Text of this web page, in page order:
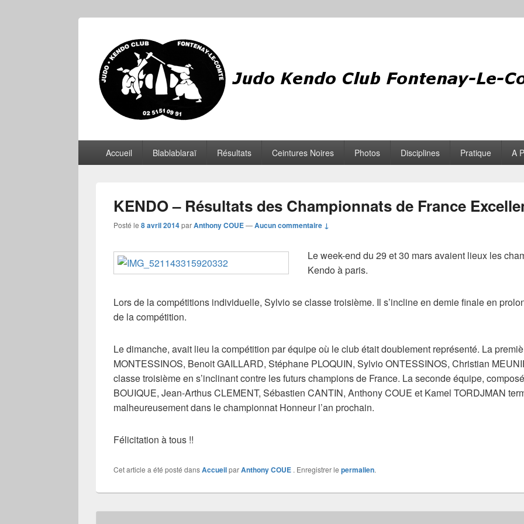
JKCF
principalAccueil Blablablaraï Résultats Ceintures Noires Photos Disciplines Pratique A
KENDO – Résultats des Championnats de France
Posté le8 avril 2014 parAnthony COUE —Aucun commentaire ↓
Le week-end du 29 et 30 mars avaient lieux les
Kendo à paris.
Lors de la compétitions individuelle, Sylvio se classe troisième. Il s’incline en demie finale en
de la compétition.
Le dimanche, avait lieu la compétition par équipe où le club était doublement représenté. La
MONTESSINOS, Benoit GAILLARD, Stéphane PLOQUIN, Sylvio ONTESSINOS, Christian
classe troisième en s’inclinant contre les futurs champions de France. La seconde équipe,
BOUIQUE, Jean-Arthus CLEMENT, Sébastien CANTIN, Anthony COUE et Kamel TORDJMAN
malheureusement dans le championnat Honneur l’an prochain.
Félicitation à tous !!
Cet article a été posté dansAccueilparAnthony COUE . Enregistrer lepermalien.